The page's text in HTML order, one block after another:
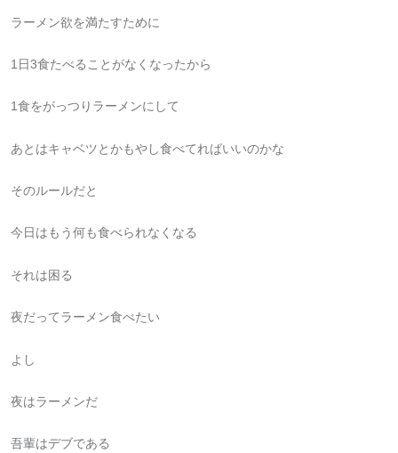
ラーメン欲を満たすために
1日3食たべることがなくなったから
1食をがっつりラーメンにして
あとはキャベツとかもやし食べてればいいのかな
そのルールだと
今日はもう何も食べられなくなる
それは困る
夜だってラーメン食べたい
よし
夜はラーメンだ
吾輩はデブである